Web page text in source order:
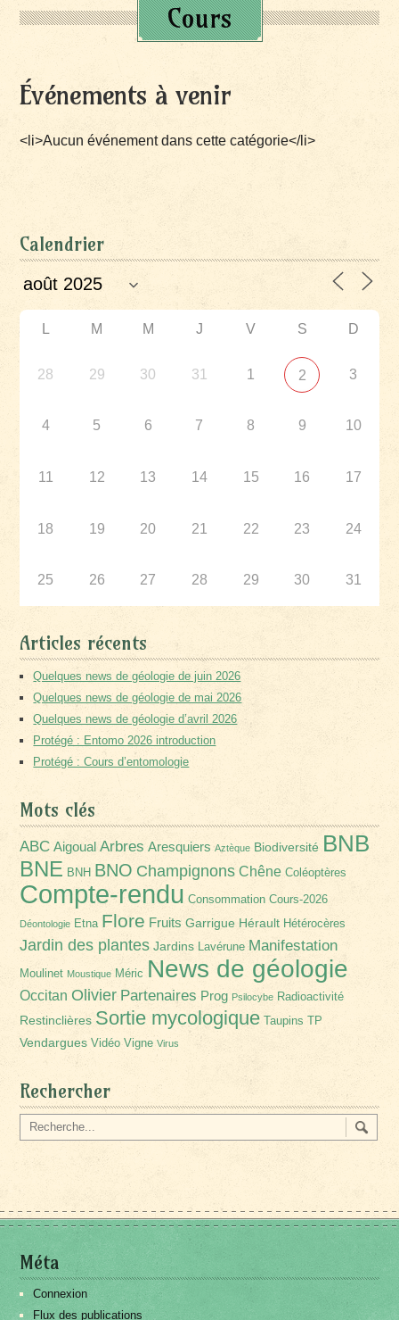
Cours
Événements à venir
<li>Aucun événement dans cette catégorie</li>
Calendrier
L M M J V S D
28 29 30 31 1 2 3
4 5 6 7 8 9 10
11 12 13 14 15 16 17
18 19 20 21 22 23 24
25 26 27 28 29 30 31
Articles récents
Quelques news de géologie de juin 2026
Quelques news de géologie de mai 2026
Quelques news de géologie d’avril 2026
Protégé : Entomo 2026 introduction
Protégé : Cours d’entomologie
Mots clés
ABC Aigoual Arbres Aresquiers Aztèque Biodiversité BNB
BNE BNH BNO Champignons Chêne Coléoptères
Compte-rendu Consommation Cours-2026
Déontologie Etna Flore Fruits Garrigue Hérault Hétérocères
Jardin des plantes Jardins Lavérune Manifestation
Moulinet Moustique Méric News de géologie
Occitan Olivier Partenaires Prog Psilocybe Radioactivité
Restinclières Sortie mycologique Taupins TP
Vendargues Vidéo Vigne Virus
Rechercher
Méta
Connexion
Flux des publications